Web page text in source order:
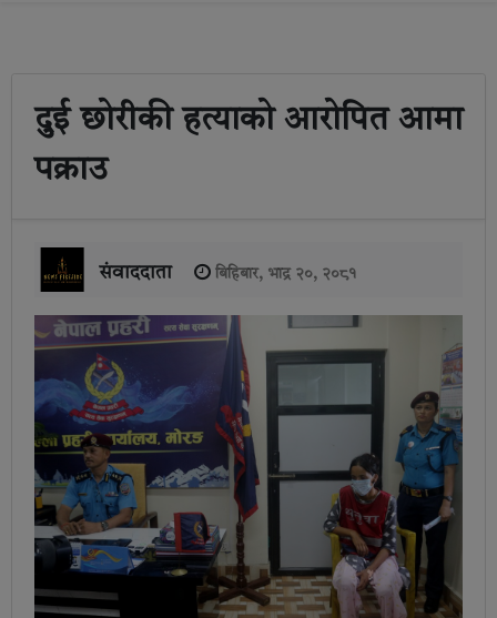
दुई छोरीकी हत्याको आरोपित आमा
पक्राउ
संवाददाता बिहिबार, भाद्र २०, २०८१